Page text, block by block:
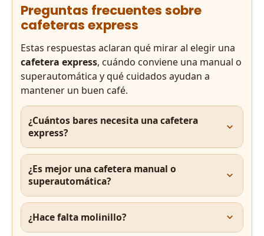
Preguntas frecuentes sobre
cafeteras express
Estas respuestas aclaran qué mirar al elegir una
cafetera express, cuándo conviene una manual o
superautomática y qué cuidados ayudan a
mantener un buen café.
¿Cuántos bares necesita una cafetera
express?
¿Es mejor una cafetera manual o
superautomática?
¿Hace falta molinillo?